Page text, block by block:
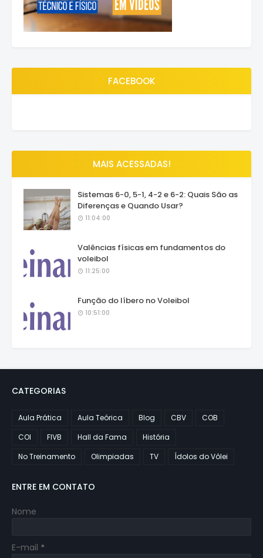
FACEBOOK
MAIS ACESSADAS!
Sistemas 6-0, 5-1, 4-2 e 6-2: Quais São as
Diferenças e Quando Usar?
11:04:00
Valências físicas em fundamentos do
voleibol
11:25:00
Função do líbero no Voleibol
10:51:00
CATEGORIAS
Aula Prática Aula Teórica Blog CBV
COB
COI
FIVB Hall da Fama
História
No Treinamento
Olimpiadas TV Ídolos do Vôlei
ENTRE EM CONTATO
Nome
E-mail *